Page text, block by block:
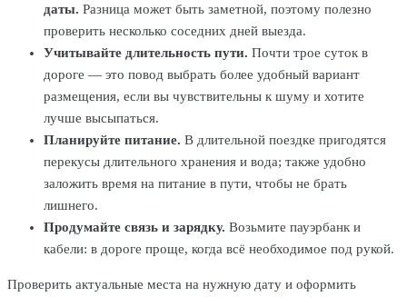
даты. Разница может быть заметной, поэтому полезно
проверить несколько соседних дней выезда.
Учитывайте длительность пути. Почти трое суток в
дороге — это повод выбрать более удобный вариант
размещения, если вы чувствительны к шуму и хотите
лучше высыпаться.
Планируйте питание. В длительной поездке пригодятся
перекусы длительного хранения и вода; также удобно
заложить время на питание в пути, чтобы не брать
лишнего.
Продумайте связь и зарядку. Возьмите пауэрбанк и
кабели: в дороге проще, когда всё необходимое под рукой.
Проверить актуальные места на нужную дату и оформить